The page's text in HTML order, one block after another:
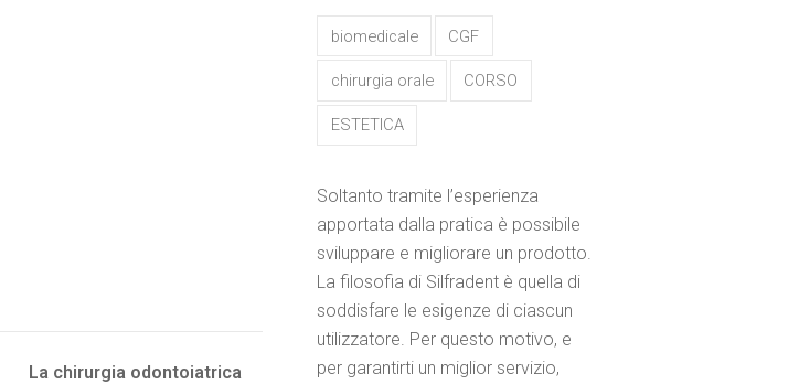
La chirurgia odontoiatrica
biomedicale CGF
chirurgia orale CORSO
ESTETICA
Soltanto tramite l’esperienza
apportata dalla pratica è possibile
sviluppare e migliorare un prodotto.
La filosofia di Silfradent è quella di
soddisfare le esigenze di ciascun
utilizzatore. Per questo motivo, e
per garantirti un miglior servizio,